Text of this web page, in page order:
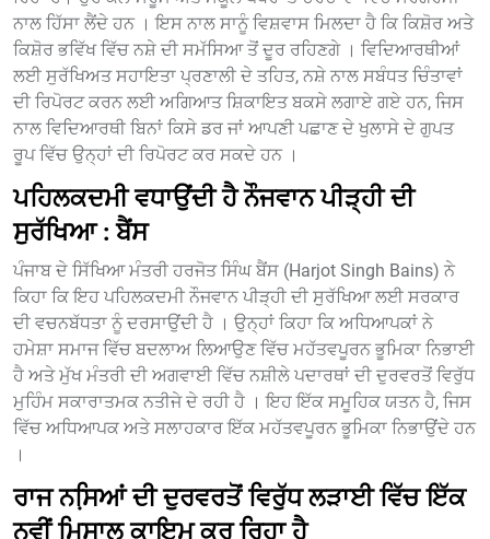
ਨਾਲ ਹਿੱਸਾ ਲੈਂਦੇ ਹਨ । ਇਸ ਨਾਲ ਸਾਨੂੰ ਵਿਸ਼ਵਾਸ ਮਿਲਦਾ ਹੈ ਕਿ ਕਿਸ਼ੋਰ ਅਤੇ
ਕਿਸ਼ੋਰ ਭਵਿੱਖ ਵਿੱਚ ਨਸ਼ੇ ਦੀ ਸਮੱਸਿਆ ਤੋਂ ਦੂਰ ਰਹਿਣਗੇ । ਵਿਦਿਆਰਥੀਆਂ
ਲਈ ਸੁਰੱਖਿਅਤ ਸਹਾਇਤਾ ਪ੍ਰਣਾਲੀ ਦੇ ਤਹਿਤ, ਨਸ਼ੇ ਨਾਲ ਸਬੰਧਤ ਚਿੰਤਾਵਾਂ
ਦੀ ਰਿਪੋਰਟ ਕਰਨ ਲਈ ਅਗਿਆਤ ਸ਼ਿਕਾਇਤ ਬਕਸੇ ਲਗਾਏ ਗਏ ਹਨ, ਜਿਸ
ਨਾਲ ਵਿਦਿਆਰਥੀ ਬਿਨਾਂ ਕਿਸੇ ਡਰ ਜਾਂ ਆਪਣੀ ਪਛਾਣ ਦੇ ਖੁਲਾਸੇ ਦੇ ਗੁਪਤ
ਰੂਪ ਵਿੱਚ ਉਨ੍ਹਾਂ ਦੀ ਰਿਪੋਰਟ ਕਰ ਸਕਦੇ ਹਨ ।
ਪਹਿਲਕਦਮੀ ਵਧਾਉਂਦੀ ਹੈ ਨੌਜਵਾਨ ਪੀੜ੍ਹੀ ਦੀ
ਸੁਰੱਖਿਆ : ਬੈਂਸ
ਪੰਜਾਬ ਦੇ ਸਿੱਖਿਆ ਮੰਤਰੀ ਹਰਜੋਤ ਸਿੰਘ ਬੈਂਸ (Harjot Singh Bains) ਨੇ
ਕਿਹਾ ਕਿ ਇਹ ਪਹਿਲਕਦਮੀ ਨੌਜਵਾਨ ਪੀੜ੍ਹੀ ਦੀ ਸੁਰੱਖਿਆ ਲਈ ਸਰਕਾਰ
ਦੀ ਵਚਨਬੱਧਤਾ ਨੂੰ ਦਰਸਾਉਂਦੀ ਹੈ । ਉਨ੍ਹਾਂ ਕਿਹਾ ਕਿ ਅਧਿਆਪਕਾਂ ਨੇ
ਹਮੇਸ਼ਾ ਸਮਾਜ ਵਿੱਚ ਬਦਲਾਅ ਲਿਆਉਣ ਵਿੱਚ ਮਹੱਤਵਪੂਰਨ ਭੂਮਿਕਾ ਨਿਭਾਈ
ਹੈ ਅਤੇ ਮੁੱਖ ਮੰਤਰੀ ਦੀ ਅਗਵਾਈ ਵਿੱਚ ਨਸ਼ੀਲੇ ਪਦਾਰਥਾਂ ਦੀ ਦੁਰਵਰਤੋਂ ਵਿਰੁੱਧ
ਮੁਹਿੰਮ ਸਕਾਰਾਤਮਕ ਨਤੀਜੇ ਦੇ ਰਹੀ ਹੈ । ਇਹ ਇੱਕ ਸਮੂਹਿਕ ਯਤਨ ਹੈ, ਜਿਸ
ਵਿੱਚ ਅਧਿਆਪਕ ਅਤੇ ਸਲਾਹਕਾਰ ਇੱਕ ਮਹੱਤਵਪੂਰਨ ਭੂਮਿਕਾ ਨਿਭਾਉਂਦੇ ਹਨ
।
ਰਾਜ ਨਸਿ਼ਆਂ ਦੀ ਦੁਰਵਰਤੋਂ ਵਿਰੁੱਧ ਲੜਾਈ ਵਿੱਚ ਇੱਕ
ਨਵੀਂ ਮਿਸਾਲ ਕਾਇਮ ਕਰ ਰਿਹਾ ਹੈ